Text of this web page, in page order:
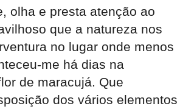
olha e presta atenção ao
que a natureza nos
no lugar onde menos
me há dias na
de maracujá. Que
dos vários elementos